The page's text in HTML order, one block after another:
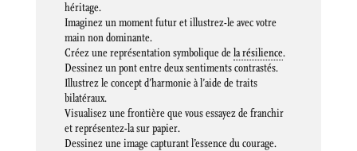
héritage.
Imaginez un moment futur et illustrez-le avec votre
main non dominante.
Créez une représentation symbolique dela résilience.
Dessinez un pont entre deux sentiments contrastés.
Illustrez le concept d’harmonie à l’aide de traits
bilatéraux.
Visualisez une frontière que vous essayez de franchir
et représentez-la sur papier.
Dessinez une image capturant l’essence du courage.